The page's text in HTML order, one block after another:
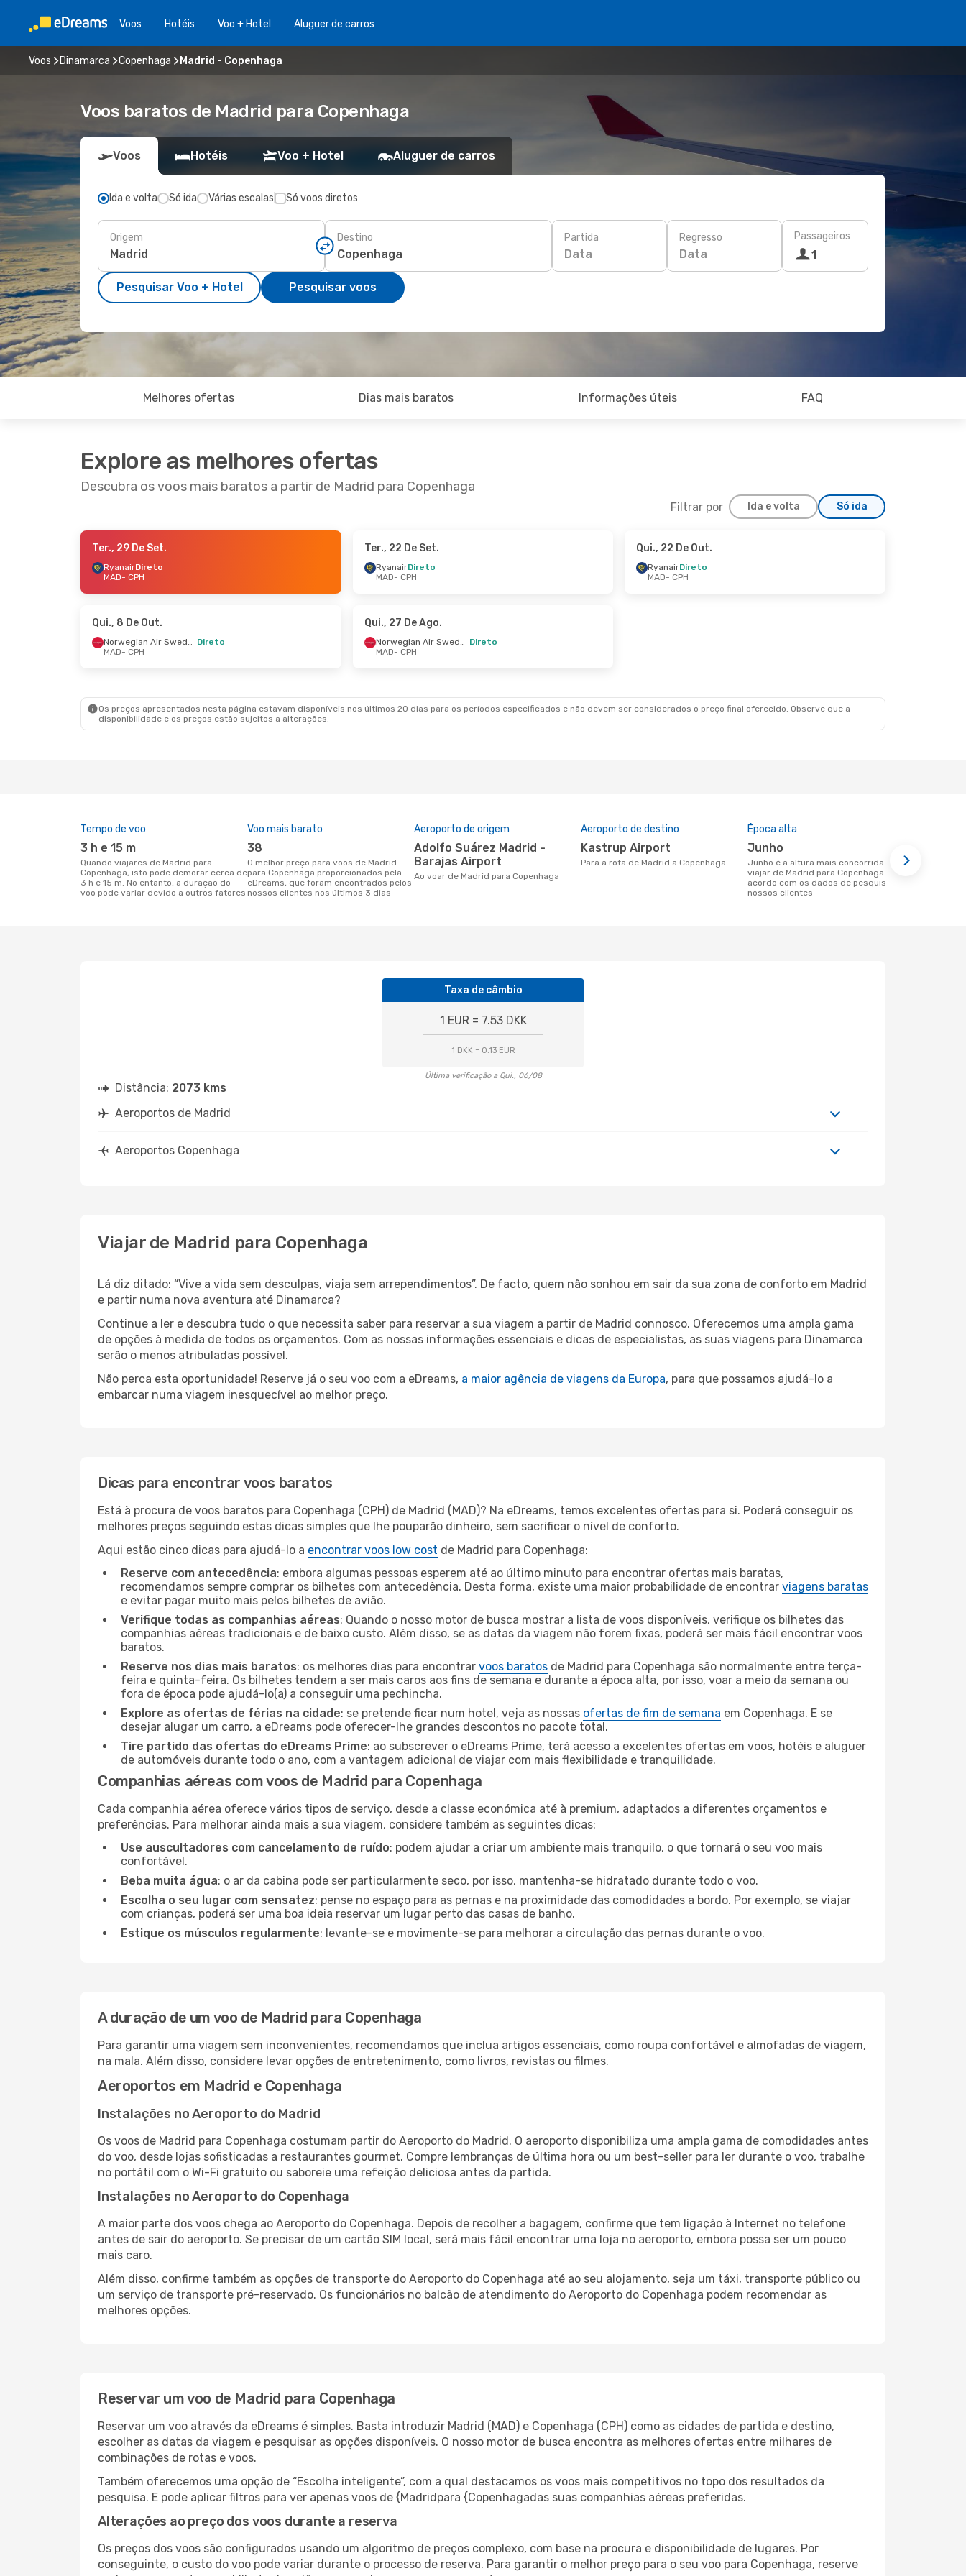
Voos Hotéis Voo + Hotel Aluguer de carros
Voos Dinamarca Copenhaga Madrid - Copenhaga
Voos baratos de Madrid para Copenhaga
Voos Hotéis Voo + Hotel Aluguer de carros
Ida e volta Só ida Várias escalas Só voos diretos
Origem Destino Partida
Data
Regresso
Data
Passageiros
1
Pesquisar Voo + Hotel Pesquisar voos
Melhores ofertas Dias mais baratos Informações úteis FAQ
Explore as melhores ofertas
Descubra os voos mais baratos a partir de Madrid para Copenhaga
Filtrar por Ida e volta Só ida
- Qui., 29 De Out. - Dom., 13 De Set. - Seg., 19 De Out.
- Ter., 6 De Out. - Ter., 22 De Set.
CPH
- MAD
CPH
- MAD
Ter., 29 De Set.
RyanairDireto
MAD- CPH
Ter., 22 De Set.
RyanairDireto
MAD- CPH
Qui., 22 De Out.
RyanairDireto
MAD- CPH
Qui., 8 De Out.
Norwegian Air Sweden Direto
MAD- CPH
Qui., 27 De Ago.
Norwegian Air Sweden Direto
MAD- CPH
Os preços apresentados nesta página estavam disponíveis nos últimos 20 dias para os períodos especificados e não devem ser considerados o preço final oferecido. Observe que a
disponibilidade e os preços estão sujeitos a alterações.
Tempo de voo
3 h e 15 m
Quando viajares de Madrid para
Copenhaga, isto pode demorar cerca de
3 h e 15 m. No entanto, a duração do
voo pode variar devido a outros fatores
Voo mais barato
38
O melhor preço para voos de Madrid
para Copenhaga proporcionados pela
eDreams, que foram encontrados pelos
nossos clientes nos últimos 3 dias
Aeroporto de origem
Adolfo Suárez Madrid -
Barajas Airport
Ao voar de Madrid para Copenhaga
Aeroporto de destino
Kastrup Airport
Para a rota de Madrid a Copenhaga
Época alta
junho
junho é a altura mais concorrida para
viajar de Madrid para Copenhaga de
acordo com os dados de pesquisa dos
nossos clientes
Taxa de câmbio
1 EUR = 7.53 DKK
1 DKK = 0.13 EUR
Última verificação a Qui., 06/08
Distância: 2073 kms
Aeroportos de Madrid
Aeroportos Copenhaga
Viajar de Madrid para Copenhaga
Lá diz ditado: “Vive a vida sem desculpas, viaja sem arrependimentos”. De facto, quem não sonhou em sair da sua zona de conforto em Madrid
e partir numa nova aventura até Dinamarca?
Continue a ler e descubra tudo o que necessita saber para reservar a sua viagem a partir de Madrid connosco. Oferecemos uma ampla gama
de opções à medida de todos os orçamentos. Com as nossas informações essenciais e dicas de especialistas, as suas viagens para Dinamarca
serão o menos atribuladas possível.
Não perca esta oportunidade! Reserve já o seu voo com a eDreams, a maior agência de viagens da Europa, para que possamos ajudá-lo a
embarcar numa viagem inesquecível ao melhor preço.
Dicas para encontrar voos baratos
Está à procura de voos baratos para Copenhaga (CPH) de Madrid (MAD)? Na eDreams, temos excelentes ofertas para si. Poderá conseguir os
melhores preços seguindo estas dicas simples que lhe pouparão dinheiro, sem sacrificar o nível de conforto.
Aqui estão cinco dicas para ajudá-lo a encontrar voos low cost de Madrid para Copenhaga:
Reserve com antecedência: embora algumas pessoas esperem até ao último minuto para encontrar ofertas mais baratas,
recomendamos sempre comprar os bilhetes com antecedência. Desta forma, existe uma maior probabilidade de encontrar viagens baratas
e evitar pagar muito mais pelos bilhetes de avião.
Verifique todas as companhias aéreas: Quando o nosso motor de busca mostrar a lista de voos disponíveis, verifique os bilhetes das
companhias aéreas tradicionais e de baixo custo. Além disso, se as datas da viagem não forem fixas, poderá ser mais fácil encontrar voos
baratos.
Reserve nos dias mais baratos: os melhores dias para encontrar voos baratos de Madrid para Copenhaga são normalmente entre terça-
feira e quinta-feira. Os bilhetes tendem a ser mais caros aos fins de semana e durante a época alta, por isso, voar a meio da semana ou
fora de época pode ajudá-lo(a) a conseguir uma pechincha.
Explore as ofertas de férias na cidade: se pretende ficar num hotel, veja as nossas ofertas de fim de semana em Copenhaga. E se
desejar alugar um carro, a eDreams pode oferecer-lhe grandes descontos no pacote total.
Tire partido das ofertas do eDreams Prime: ao subscrever o eDreams Prime, terá acesso a excelentes ofertas em voos, hotéis e aluguer
de automóveis durante todo o ano, com a vantagem adicional de viajar com mais flexibilidade e tranquilidade.
Companhias aéreas com voos de Madrid para Copenhaga
Cada companhia aérea oferece vários tipos de serviço, desde a classe económica até à premium, adaptados a diferentes orçamentos e
preferências. Para melhorar ainda mais a sua viagem, considere também as seguintes dicas:
Use auscultadores com cancelamento de ruído: podem ajudar a criar um ambiente mais tranquilo, o que tornará o seu voo mais
confortável.
Beba muita água: o ar da cabina pode ser particularmente seco, por isso, mantenha-se hidratado durante todo o voo.
Escolha o seu lugar com sensatez: pense no espaço para as pernas e na proximidade das comodidades a bordo. Por exemplo, se viajar
com crianças, poderá ser uma boa ideia reservar um lugar perto das casas de banho.
Estique os músculos regularmente: levante-se e movimente-se para melhorar a circulação das pernas durante o voo.
A duração de um voo de Madrid para Copenhaga
Para garantir uma viagem sem inconvenientes, recomendamos que inclua artigos essenciais, como roupa confortável e almofadas de viagem,
na mala. Além disso, considere levar opções de entretenimento, como livros, revistas ou filmes.
Aeroportos em Madrid e Copenhaga
Instalações no Aeroporto do Madrid
Os voos de Madrid para Copenhaga costumam partir do Aeroporto do Madrid. O aeroporto disponibiliza uma ampla gama de comodidades antes
do voo, desde lojas sofisticadas a restaurantes gourmet. Compre lembranças de última hora ou um best-seller para ler durante o voo, trabalhe
no portátil com o Wi-Fi gratuito ou saboreie uma refeição deliciosa antes da partida.
Instalações no Aeroporto do Copenhaga
A maior parte dos voos chega ao Aeroporto do Copenhaga. Depois de recolher a bagagem, confirme que tem ligação à Internet no telefone
antes de sair do aeroporto. Se precisar de um cartão SIM local, será mais fácil encontrar uma loja no aeroporto, embora possa ser um pouco
mais caro.
Além disso, confirme também as opções de transporte do Aeroporto do Copenhaga até ao seu alojamento, seja um táxi, transporte público ou
um serviço de transporte pré-reservado. Os funcionários no balcão de atendimento do Aeroporto do Copenhaga podem recomendar as
melhores opções.
Reservar um voo de Madrid para Copenhaga
Reservar um voo através da eDreams é simples. Basta introduzir Madrid (MAD) e Copenhaga (CPH) como as cidades de partida e destino,
escolher as datas da viagem e pesquisar as opções disponíveis. O nosso motor de busca encontra as melhores ofertas entre milhares de
combinações de rotas e voos.
Também oferecemos uma opção de “Escolha inteligente”, com a qual destacamos os voos mais competitivos no topo dos resultados da
pesquisa. E pode aplicar filtros para ver apenas voos de {Madridpara {Copenhagadas suas companhias aéreas preferidas.
Alterações ao preço dos voos durante a reserva
Os preços dos voos são configurados usando um algoritmo de preços complexo, com base na procura e disponibilidade de lugares. Por
conseguinte, o custo do voo pode variar durante o processo de reserva. Para garantir o melhor preço para o seu voo para Copenhaga, reserve